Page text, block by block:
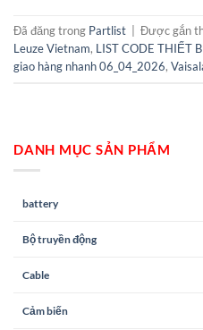
Đã đăng trong Partlist Được gắn
Leuze Vietnam, LIST CODE THIẾT
giao hàng nhanh 06_04_2026,
DANH MỤC SẢN PHẨM
battery
Bộ truyền động
Cable
Cảm biến